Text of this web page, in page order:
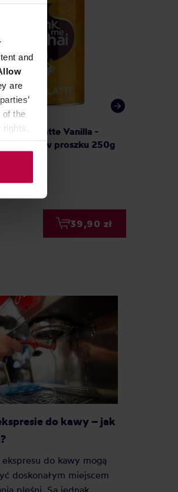
and
are
of the
- Chai Latte Vanilla -
napój w proszku 250g
39,90 zł
do kawy – jak
ekspresu do kawy mogą
doskonałym miejscem